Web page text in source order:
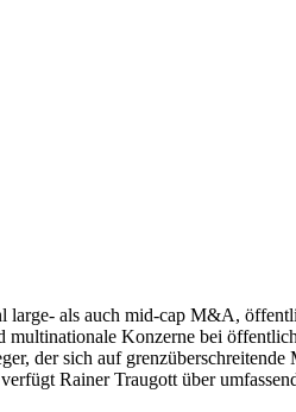
als auch mid-cap M&A,
Konzerne bei
der sich auf
Rainer Traugott über